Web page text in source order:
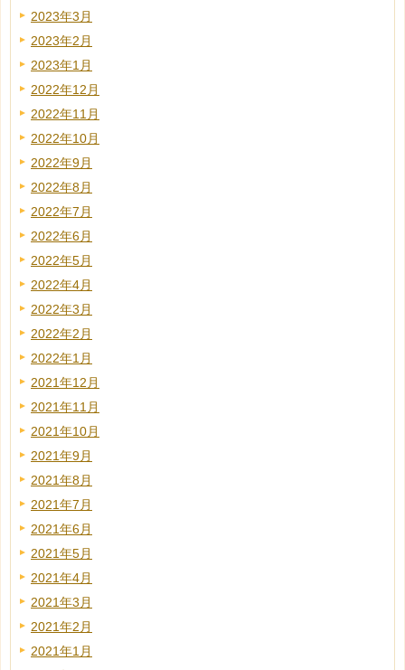
2023年3月
2023年2月
2023年1月
2022年12月
2022年11月
2022年10月
2022年9月
2022年8月
2022年7月
2022年6月
2022年5月
2022年4月
2022年3月
2022年2月
2022年1月
2021年12月
2021年11月
2021年10月
2021年9月
2021年8月
2021年7月
2021年6月
2021年5月
2021年4月
2021年3月
2021年2月
2021年1月